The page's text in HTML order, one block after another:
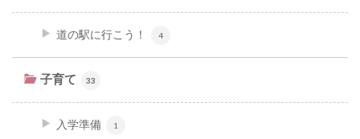
道の駅に行こう！ 4
子育て 33
入学準備 1